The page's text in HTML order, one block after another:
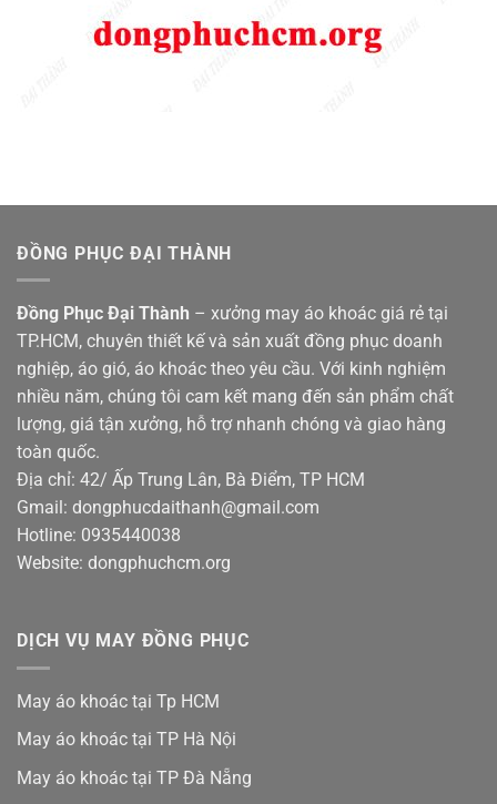
ĐỒNG PHỤC ĐẠI THÀNH
Đồng Phục Đại Thành – xưởng may áo khoác giá rẻ tại
TP.HCM, chuyên thiết kế và sản xuất đồng phục doanh
nghiệp, áo gió, áo khoác theo yêu cầu. Với kinh nghiệm
nhiều năm, chúng tôi cam kết mang đến sản phẩm chất
lượng, giá tận xưởng, hỗ trợ nhanh chóng và giao hàng
toàn quốc.
Địa chỉ: 42/ Ấp Trung Lân, Bà Điểm, TP HCM
Gmail: dongphucdaithanh@gmail.com
Hotline: 0935440038
Website: dongphuchcm.org
DỊCH VỤ MAY ĐỒNG PHỤC
May áo khoác tại Tp HCM
May áo khoác tại TP Hà Nội
May áo khoác tại TP Đà Nẵng